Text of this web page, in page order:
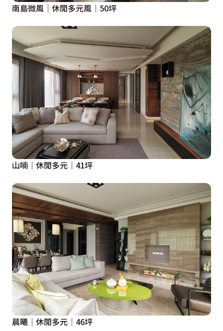
南島微風│休閒多元風│50坪
山喃│休閒多元│41坪
晨曦│休閒多元│46坪